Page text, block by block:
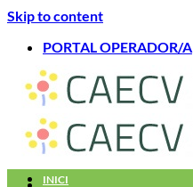
Skip to content
PORTAL OPERADOR/A
INICI